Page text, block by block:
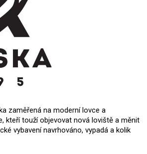
zaměřená na moderní lovce a
kteří touží objevovat nová loviště a měnit
vybavení navrhováno, vypadá a kolik